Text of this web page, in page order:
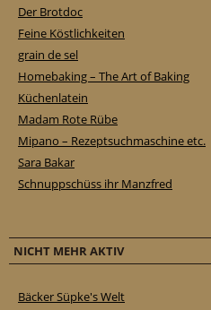
Der Brotdoc
Feine Köstlichkeiten
grain de sel
Homebaking – The Art of Baking
Küchenlatein
Madam Rote Rübe
Mipano – Rezeptsuchmaschine etc.
Sara Bakar
Schnuppschüss ihr Manzfred
NICHT MEHR AKTIV
Bäcker Süpke's Welt